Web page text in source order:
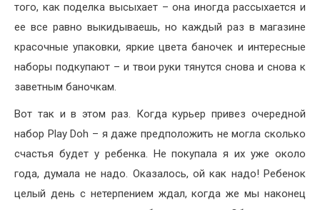
того, как поделка высыхает – она иногда рассыхается и
ее все равно выкидываешь, но каждый раз в магазине
красочные упаковки, яркие цвета баночек и интересные
наборы подкупают – и твои руки тянутся снова и снова к
заветным баночкам.
Вот так и в этом раз. Когда курьер привез очередной
набор Play Doh – я даже предположить не могла сколько
счастья будет у ребенка. Не покупала я их уже около
года, думала не надо. Оказалось, ой как надо! Ребенок
целый день с нетерпением ждал, когда же мы наконец